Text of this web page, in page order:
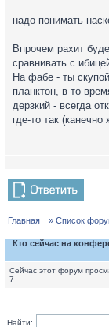
надо понимать
Впрочем рахит
сравнивать с
На фабе - ты
планктон, в то
дерзкий - всегда
где-то так
Главная » Список
Кто сейчас на
Сейчас этот форум
7
Найти: